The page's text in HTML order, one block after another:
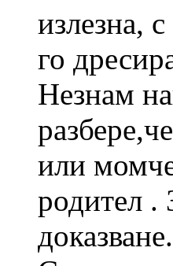
излезна,
го
Незнам
или
родител .
доказване.